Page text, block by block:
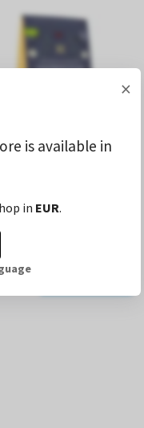
glutine - 150
DI
×
is available in
in EUR.